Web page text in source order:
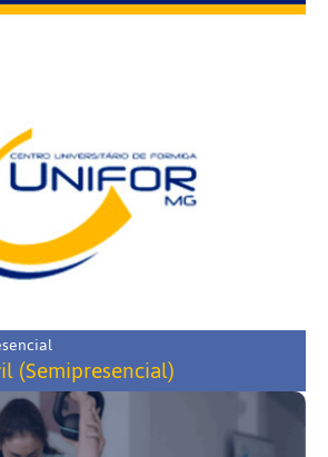
(Semipresencial)